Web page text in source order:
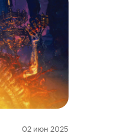
02 июн 2025